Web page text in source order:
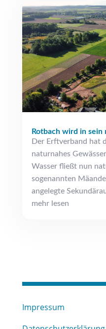
Rotbach wird in
Der Erftverband hat
naturnahes
Wasser fließt nun
sogenannten
angelegte
mehr lesen
Impressum